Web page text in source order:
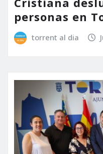
personas en
torrent al dia